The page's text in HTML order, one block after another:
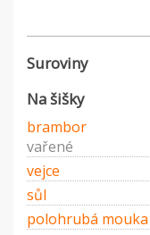
Suroviny
Na šišky
brambor
vařené
vejce
sůl
polohrubá mouka